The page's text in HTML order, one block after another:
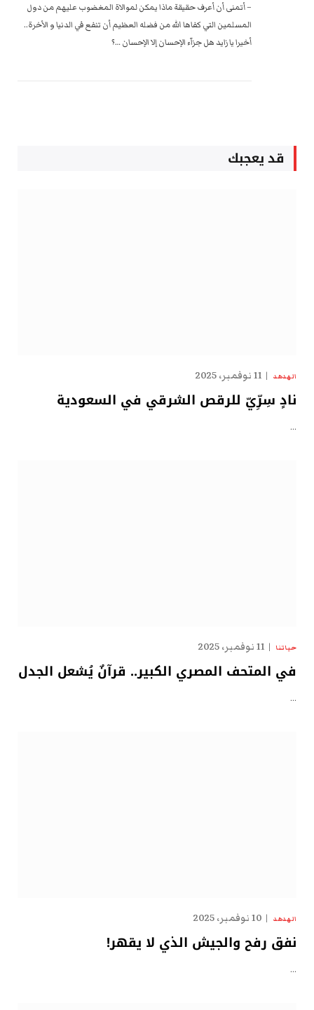
– أتمنى أن أعرف حقيقة ماذا يمكن لموالاة المغضوب عليهم من دول
المسلمين التي كفاها الله من فضله العظيم أن تنفع في الدنيا و الأخرة..
أخيرا يا زايد هل جزآء الإحسان إلا الإحسان‎ ‎‏…؟
قد يعجبك
الهدهد 11 نوفمبر، 2025
نادٍ سِرِّيّ للرقص الشرقي في السعودية
…
حياتنا 11 نوفمبر، 2025
في المتحف المصري الكبير.. قرآنٌ يُشعل الجدل
…
الهدهد 10 نوفمبر، 2025
نفق رفح والجيش الذي لا يقهر!
…